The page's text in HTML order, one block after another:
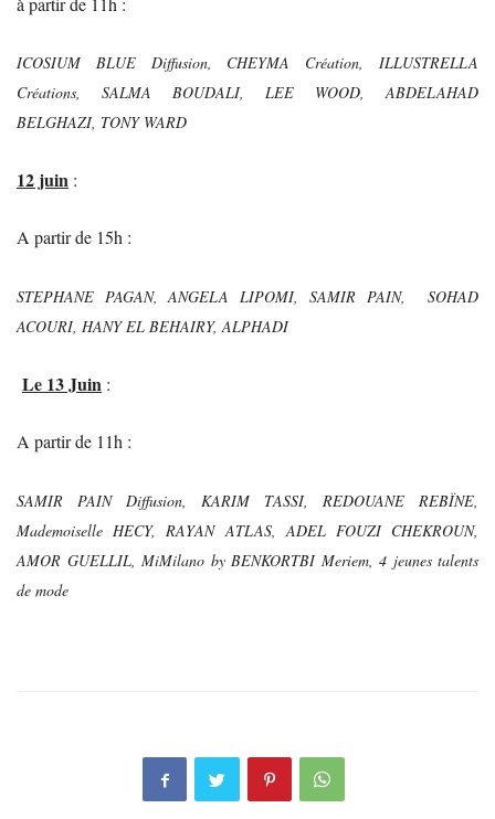
ICOSIUM BLUE Diffusion, CHEYMA Création, ILLUSTRELLA
Créations, SALMA BOUDALI, LEE WOOD, ABDELAHAD
BELGHAZI, TONY WARD
12 juin :
A partir de 15h :
STEPHANE PAGAN, ANGELA LIPOMI, SAMIR PAIN, SOHAD
ACOURI, HANY EL BEHAIRY, ALPHADI
Le 13 Juin :
A partir de 11h :
SAMIR PAIN Diffusion, KARIM TASSI, REDOUANE REBÏNE,
Mademoiselle HECY, RAYAN ATLAS, ADEL FOUZI CHEKROUN,
AMOR GUELLIL, MiMilano by BENKORTBI Meriem, 4 jeunes talents
de mode